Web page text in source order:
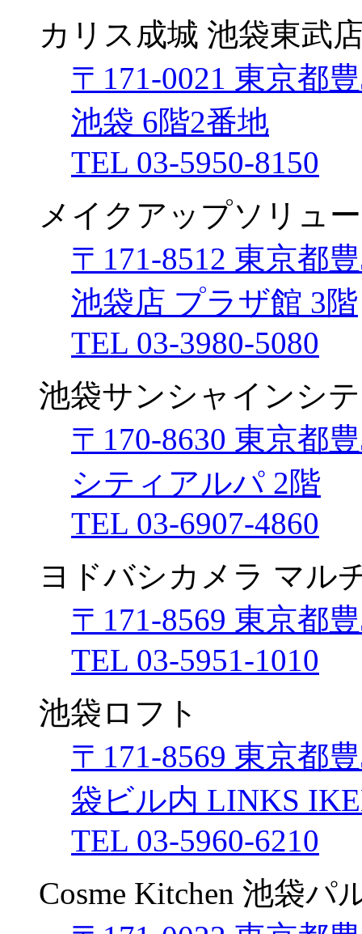
カリス成城 池袋東武
〒171-0021 東京都
池袋 6階2番地
TEL 03-5950-8150
メイクアップソリュ
〒171-8512 東京都
池袋店 プラザ館 3階
TEL 03-3980-5080
池袋サンシャインシ
〒170-8630 東京都
シティアルパ 2階
TEL 03-6907-4860
ヨドバシカメラ マル
〒171-8569 東京都
TEL 03-5951-1010
池袋ロフト
〒171-8569 東京都
袋ビル内 LINKS
TEL 03-5960-6210
Cosme Kitchen 池袋パ